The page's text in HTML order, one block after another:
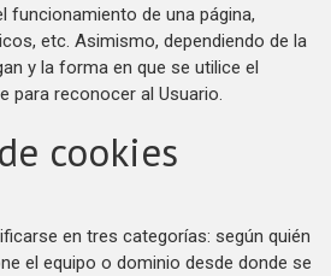
funcionamiento de una página,
etc. Asimismo, dependiendo de la
y la forma en que se utilice el
para reconocer al Usuario.
cookies
en tres categorías: según quién
el equipo o dominio desde donde se